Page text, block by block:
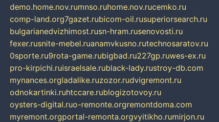
demo.home.nov.rumnso.ruhome.nov.rucemko.ru
comp-land.org7gazet.rubicom-oil.rusuperiorsearch.ru
bulgarianedvizhimost.rusn-hram.rusenovosti.ru
fexer.rusnite-mebel.ruanamvkusno.rutechnosaratov.ru
0sporte.ru9rota-game.rubigbad.ru227gp.ruwes-ex.ru
pro-kirpichi.ruisraelsale.rublack-lady.rustroy-db.com
mynances.orgladalike.ruzozor.rudvigremont.ru
odnokartinki.ruhtccare.rublogizotovoy.ru
oysters-digital.ruo-remonte.orgremontdoma.com
myremont.orgportal-remonta.orgvyitikho.rumirjon.ru